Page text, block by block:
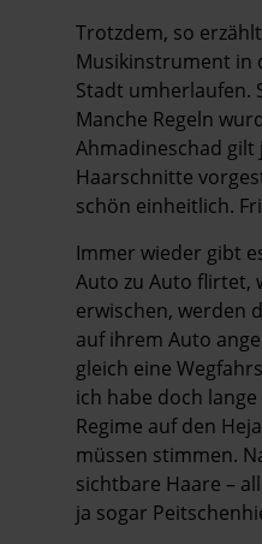
Trotzdem, so
Musikinstrument in
Stadt umherlaufen.
Manche Regeln
Ahmadineschad
Haarschnitte
schön einheitlich.
Immer wieder gibt
Auto zu Auto ­flirtet,
erwischen, werden
auf ihrem Auto
gleich eine
ich habe doch
Regime auf den
müssen stimmen.
sichtbare Haare –
ja sogar